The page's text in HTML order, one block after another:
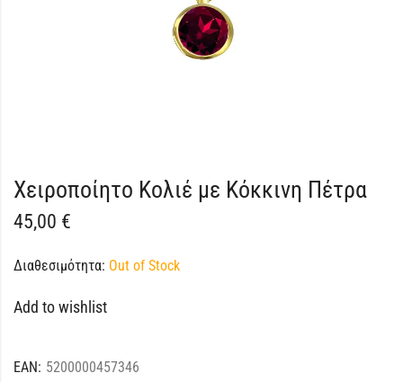
Χειροποίητο Κολιέ με Κόκκινη Πέτρα
45,00 €
Διαθεσιμότητα: Out of Stock
Add to wishlist
EAN: 5200000457346